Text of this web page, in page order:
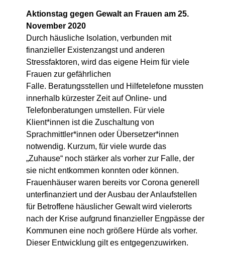
Aktionstag gegen Gewalt an Frauen am 25.
November 2020
Durch häusliche Isolation, verbunden mit
finanzieller Existenzangst und anderen
Stressfaktoren, wird das eigene Heim für viele
Frauen zur gefährlichen
Falle. Beratungsstellen und Hilfetelefone mussten
innerhalb kürzester Zeit auf Online- und
Telefonberatungen umstellen. Für viele
Klient*innen ist die Zuschaltung von
Sprachmittler*innen oder Übersetzer*innen
notwendig. Kurzum, für viele wurde das
„Zuhause“ noch stärker als vorher zur Falle, der
sie nicht entkommen konnten oder können.
Frauenhäuser waren bereits vor Corona generell
unterfinanziert und der Ausbau der Anlaufstellen
für Betroffene häuslicher Gewalt wird vielerorts
nach der Krise aufgrund finanzieller Engpässe der
Kommunen eine noch größere Hürde als vorher.
Dieser Entwicklung gilt es entgegenzuwirken.